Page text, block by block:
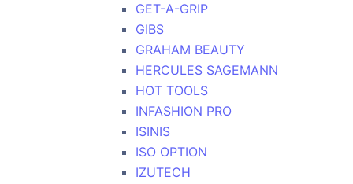
GET-A-GRIP
GIBS
GRAHAM BEAUTY
HERCULES SAGEMANN
HOT TOOLS
INFASHION PRO
ISINIS
ISO OPTION
IZUTECH